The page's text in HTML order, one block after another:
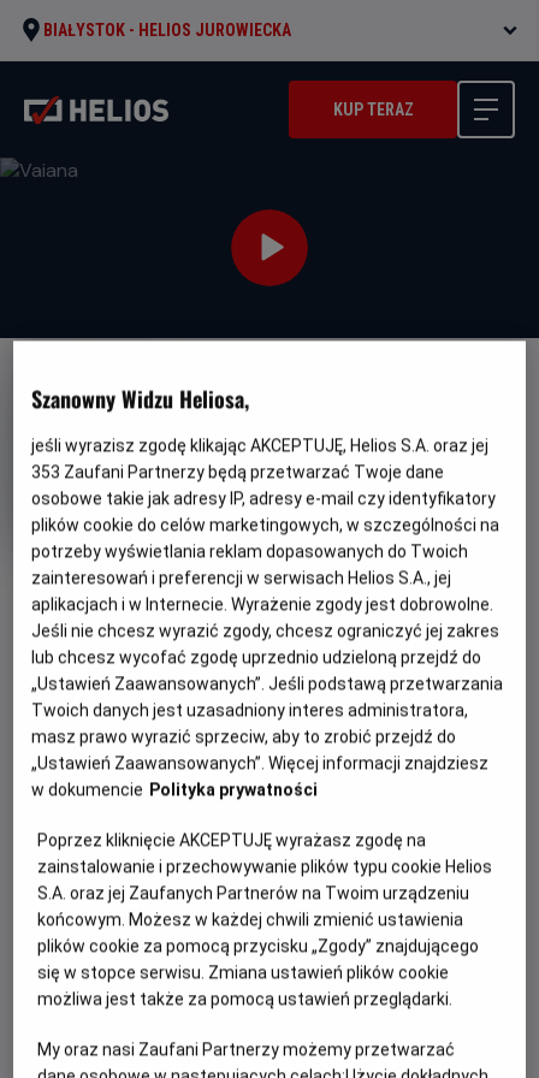
BIAŁYSTOK - HELIOS JUROWIECKA
KUP TERAZ
DUBBING
OBSERWUJ
Vaiana
Oryginalny
tytuł
Vaiana Gatunek
Komedia / Przygodowy /
Familijny
wiek
Od 7 lat
Czas
trwania
116 min
Kraj
i
rok
produkcji
USA (2026)
PREMIERA
10 lipca 2026
REŻYSERIA
Thomas Kail
SCENARIUSZ
Jared Bush, Dana Ledoux
Miller
Dwayne Johnson, Catherine Laga'aia, John Tui
WIĘCEJ SZCZEGÓŁÓW
GODZINY SEANSÓW
DZISIAJ, 10 SIERPNIA 2026
10
SIERPNIA
2026
11:00
2D, dubbing
POKAŻ KOLEJNE DNI
OPIS FILMU
Szanowny Widzu Heliosa,
jeśli wyrazisz zgodę klikając AKCEPTUJĘ, Helios S.A. oraz jej
353 Zaufani Partnerzy będą przetwarzać Twoje dane
osobowe takie jak adresy IP, adresy e-mail czy identyfikatory
plików cookie do celów marketingowych, w szczególności na
potrzeby wyświetlania reklam dopasowanych do Twoich
zainteresowań i preferencji w serwisach Helios S.A., jej
aplikacjach i w Internecie. Wyrażenie zgody jest dobrowolne.
Jeśli nie chcesz wyrazić zgody, chcesz ograniczyć jej zakres
lub chcesz wycofać zgodę uprzednio udzieloną przejdź do
„Ustawień Zaawansowanych”. Jeśli podstawą przetwarzania
Twoich danych jest uzasadniony interes administratora,
masz prawo wyrazić sprzeciw, aby to zrobić przejdź do
„Ustawień Zaawansowanych”. Więcej informacji znajdziesz
w dokumencie Polityka prywatności
Poprzez kliknięcie AKCEPTUJĘ wyrażasz zgodę na
zainstalowanie i przechowywanie plików typu cookie Helios
S.A. oraz jej Zaufanych Partnerów na Twoim urządzeniu
końcowym. Możesz w każdej chwili zmienić ustawienia
plików cookie za pomocą przycisku „Zgody” znajdującego
się w stopce serwisu. Zmiana ustawień plików cookie
możliwa jest także za pomocą ustawień przeglądarki.
My oraz nasi Zaufani Partnerzy możemy przetwarzać